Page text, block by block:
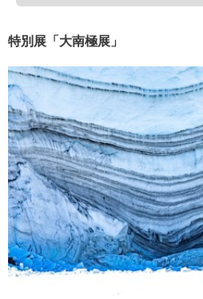
特別展「大南極展」